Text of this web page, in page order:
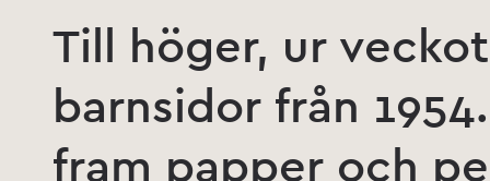
Till höger, ur
barnsidor från
fram papper och